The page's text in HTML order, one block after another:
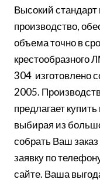
Высокий стандарт
производство,
объема точно в
крестообразного
304 изготовлено
2005.
предлагает
выбирая из
собрать Ваш
заявку по
сайте. Ваша